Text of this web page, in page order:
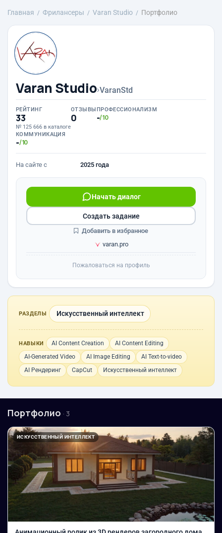
Главная Фрилансеры Varan Studio Портфолио
Varan Studio›VaranStd
РЕЙТИНГ
33
№ 125 666 в каталоге
ОТЗЫВЫ
0
ПРОФЕССИОНАЛИЗМ
-/10
КОММУНИКАЦИЯ
-/10
На сайте с 2025 года
Начать диалог
varan.pro
Создать задание
Добавить в избранное
Пожаловаться на профиль
РАЗДЕЛЫ Искусственный интеллект
НАВЫКИ AI Content Creation
AI Content Editing
AI-Generated Video
AI Image Editing
AI Text-to-video
AI Рендеринг
CapCut Искусственный интеллект
Портфолио · 3
ИСКУССТВЕННЫЙ ИНТЕЛЛЕКТ